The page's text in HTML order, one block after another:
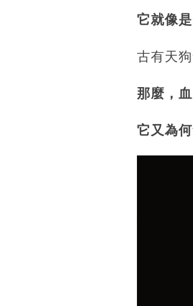
它就像
古有天
那麼，
它又為